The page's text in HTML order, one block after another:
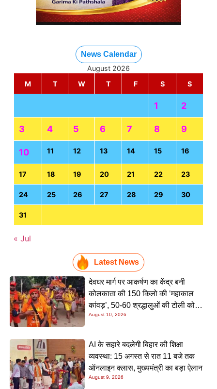
News Calendar
August 2026
M
T W T F S S
1 2
3 4 5 6 7 8 9
10 11 12 13 14 15 16
17 18 19 20 21 22 23
24 25 26 27 28 29 30
31
« Jul
Latest News
देवघर मार्ग पर आकर्षण का केंद्र बनी
कोलकाता की 150 किलो की ‘महाकाल
कांवड़’, 50-60 श्रद्धालुओं की टोली को
देखने उमड़ रही भारी भीड़
August 10, 2026
AI के सहारे बदलेगी बिहार की शिक्षा
व्यवस्था: 15 अगस्त से रात 11 बजे तक
ऑनलाइन क्लास, मुख्यमंत्री का बड़ा ऐलान
August 9, 2026